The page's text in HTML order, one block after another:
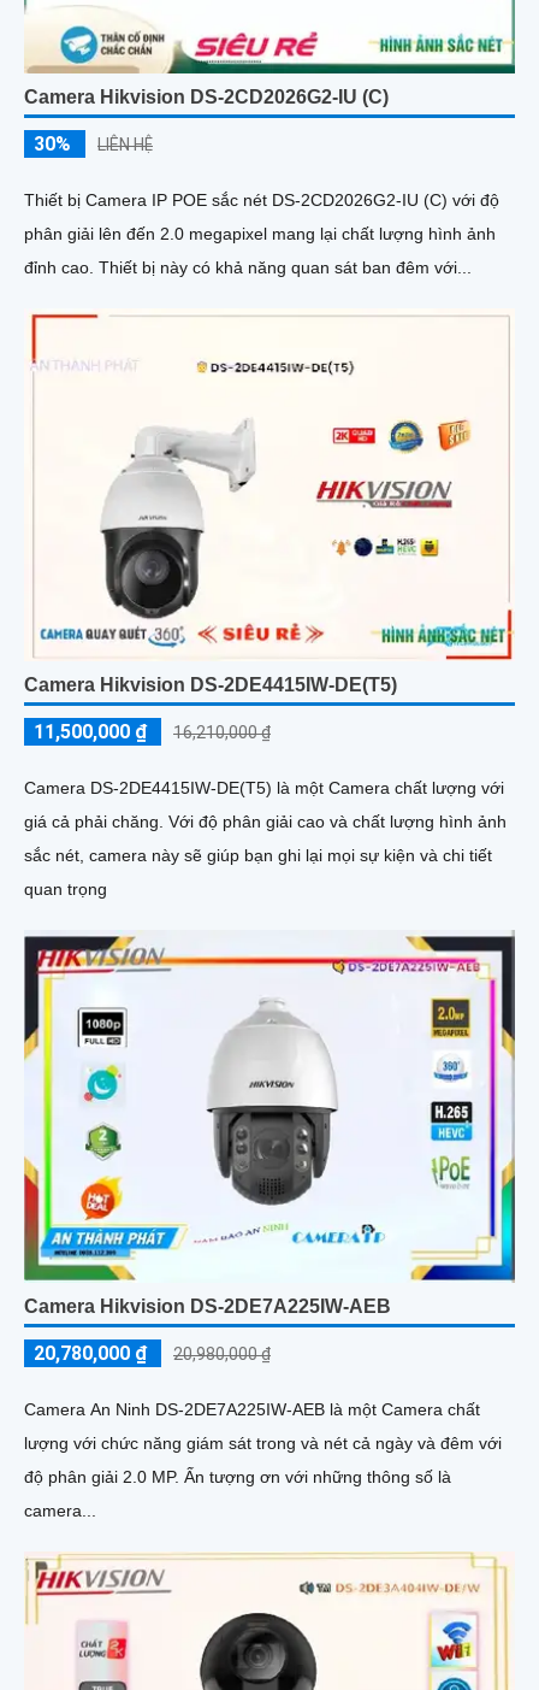
Camera Hikvision DS-2CD2026G2-IU (C)
30% LIÊN HỆ
Thiết bị Camera IP POE sắc nét DS-2CD2026G2-IU (C) với độ
phân giải lên đến 2.0 megapixel mang lại chất lượng hình ảnh
đỉnh cao. Thiết bị này có khả năng quan sát ban đêm với...
Camera Hikvision DS-2DE4415IW-DE(T5)
11,500,000 ₫ 16,210,000 ₫
Camera DS-2DE4415IW-DE(T5) là một Camera chất lượng với
giá cả phải chăng. Với độ phân giải cao và chất lượng hình ảnh
sắc nét, camera này sẽ giúp bạn ghi lại mọi sự kiện và chi tiết
quan trọng
Camera Hikvision DS-2DE7A225IW-AEB
20,780,000 ₫ 20,980,000 ₫
Camera An Ninh DS-2DE7A225IW-AEB là một Camera chất
lượng với chức năng giám sát trong và nét cả ngày và đêm với
độ phân giải 2.0 MP. Ấn tượng ơn với những thông số là
camera...